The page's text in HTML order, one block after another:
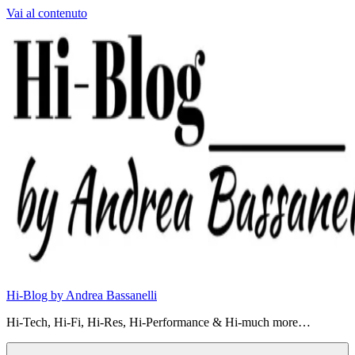
Vai al contenuto
Hi-Blog by Andrea Bassanelli
Hi-Tech, Hi-Fi, Hi-Res, Hi-Performance & Hi-much more…